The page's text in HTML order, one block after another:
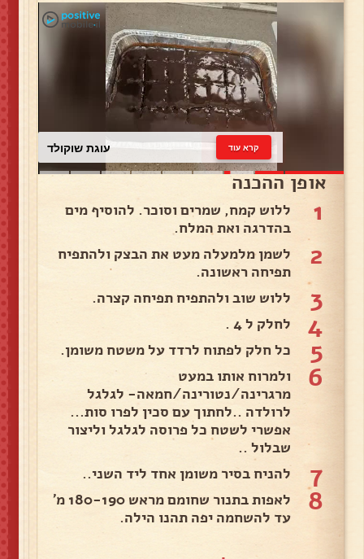
עוגת שוקולד קרא עוד
אופן ההכנה
1
ללוש קמח, שמרים וסוכר. להוסיף מים
בהדרגה ואת המלח.
2
לשמן מלמעלה מעט את הבצק ולהתפיח
תפיחה ראשונה.
3 ללוש שוב ולהתפיח תפיחה קצרה.
4 לחלק ל 4 .
5 כל חלק לפתוח לרדד על משטח משומן.
6
ולמרוח אותו במעט
מרגרינה/נטורינה/חמאה- לגלגל
לרולדה ..לחתוך עם סכין לפרו סות...
אפשרי לשטח כל פרוסה לגלגל וליצור
שבלול ..
7 להניח בסיר משומן אחד ליד השני..
8
לאפות בתנור שחומם מראש 180-190 מ'
עד להשחמה יפה תהנו הילה.